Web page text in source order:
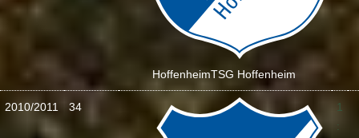
HoffenheimTSG Hoffenheim
2010/2011 34
1
: